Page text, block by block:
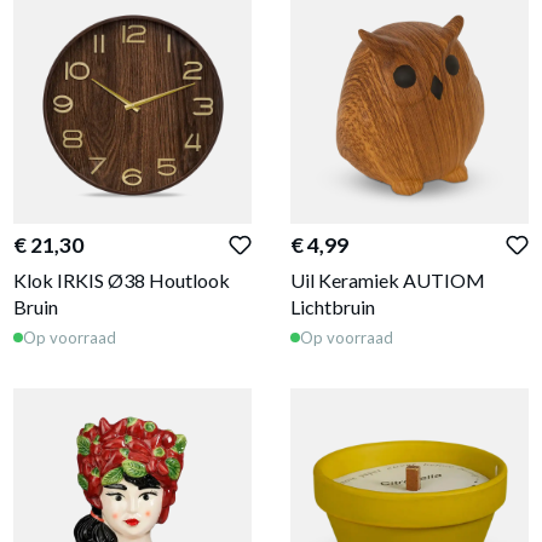
€ 21,30
Klok IRKIS Ø38 Houtlook
Bruin
Op voorraad
€ 4,99
Uil Keramiek AUTIOM
Lichtbruin
Op voorraad